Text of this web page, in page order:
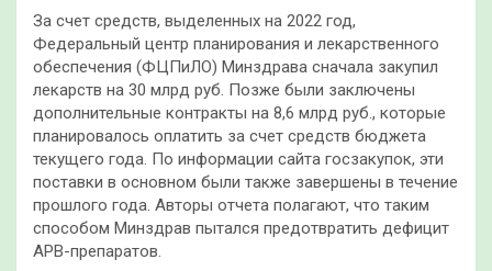
За счет средств, выделенных на 2022 год,
Федеральный центр планирования и лекарственного
обеспечения (ФЦПиЛО) Минздрава сначала закупил
лекарств на 30 млрд руб. Позже были заключены
дополнительные контракты на 8,6 млрд руб., которые
планировалось оплатить за счет средств бюджета
текущего года. По информации сайта госзакупок, эти
поставки в основном были также завершены в течение
прошлого года. Авторы отчета полагают, что таким
способом Минздрав пытался предотвратить дефицит
АРВ-препаратов.